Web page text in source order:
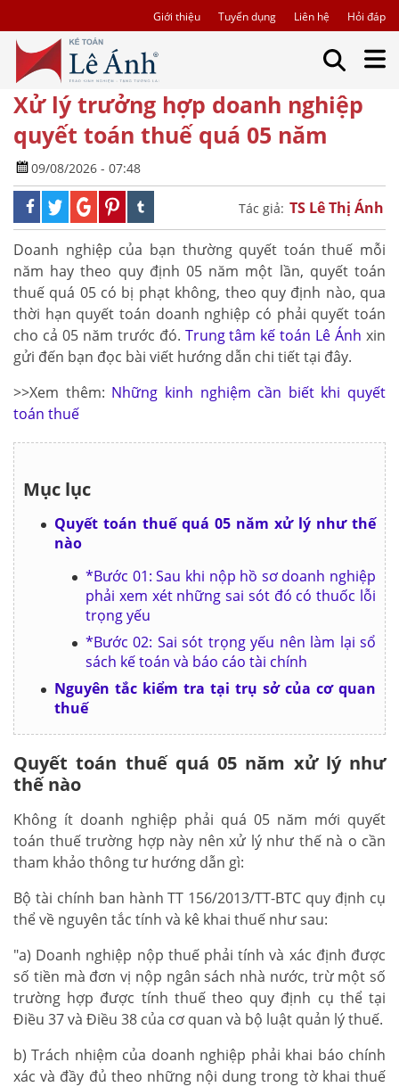
Giới thiệu Tuyển dụng Liên hệ Hỏi đáp
Xử lý trưởng hợp doanh nghiệp
quyết toán thuế quá 05 năm
09/08/2026 - 07:48
Tác giả: TS Lê Thị Ánh
Doanh nghiệp của bạn thường quyết toán thuế mỗi
năm hay theo quy định 05 năm một lần, quyết toán
thuế quá 05 có bị phạt không, theo quy định nào, qua
thời hạn quyết toán doanh nghiệp có phải quyết toán
cho cả 05 năm trước đó. Trung tâm kế toán Lê Ánh xin
gửi đến bạn đọc bài viết hướng dẫn chi tiết tại đây.
>>Xem thêm: Những kinh nghiệm cần biết khi quyết
toán thuế
Mục lục
Quyết toán thuế quá 05 năm xử lý như thế
nào
*Bước 01: Sau khi nộp hồ sơ doanh nghiệp
phải xem xét những sai sót đó có thuốc lỗi
trọng yếu
*Bước 02: Sai sót trọng yếu nên làm lại sổ
sách kế toán và báo cáo tài chính
Nguyên tắc kiểm tra tại trụ sở của cơ quan
thuế
Quyết toán thuế quá 05 năm xử lý như
thế nào
Không ít doanh nghiệp phải quá 05 năm mới quyết
toán thuế trường hợp này nên xử lý như thế nà o cần
tham khảo thông tư hướng dẫn gì:
Bộ tài chính ban hành TT 156/2013/TT-BTC quy định cụ
thể về nguyên tắc tính và kê khai thuế như sau:
"a) Doanh nghiệp nộp thuế phải tính và xác định được
số tiền mà đơn vị nộp ngân sách nhà nước, trừ một số
trường hợp được tính thuế theo quy định cụ thể tại
Điều 37 và Điều 38 của cơ quan và bộ luật quản lý thuế.
b) Trách nhiệm của doanh nghiệp phải khai báo chính
xác và đầy đủ theo những nội dung trong tờ khai thuế